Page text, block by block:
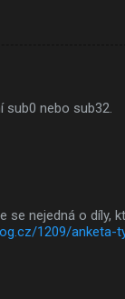
sub0 nebo sub32.
se nejedná o díly,
1209/anketa-